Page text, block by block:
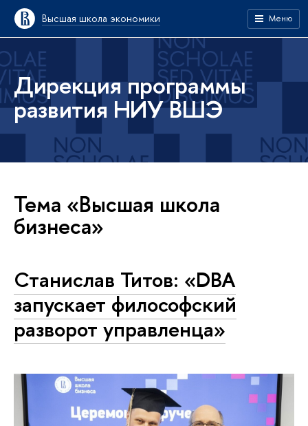
Высшая школа экономики Меню
Дирекция программы
развития НИУ ВШЭ
Тема «Высшая школа
бизнеса»
Станислав Титов: «DBA
запускает философский
разворот управленца»